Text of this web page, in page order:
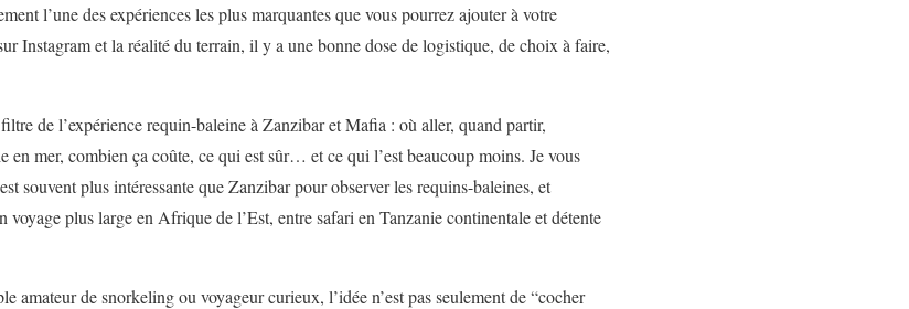
l’une des expériences les plus marquantes que vous pourrez ajouter à votre
Instagram et la réalité du terrain, il y a une bonne dose de logistique, de choix à faire,
de l’expérience requin-baleine à Zanzibar et Mafia : où aller, quand partir,
en mer, combien ça coûte, ce qui est sûr… et ce qui l’est beaucoup moins. Je vous
souvent plus intéressante que Zanzibar pour observer les requins-baleines, et
voyage plus large en Afrique de l’Est, entre safari en Tanzanie continentale et détente
amateur de snorkeling ou voyageur curieux, l’idée n’est pas seulement de “cocher